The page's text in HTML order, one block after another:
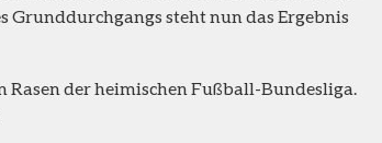
Grunddurchgangs steht nun das Ergebnis
Rasen der heimischen Fußball-Bundesliga.